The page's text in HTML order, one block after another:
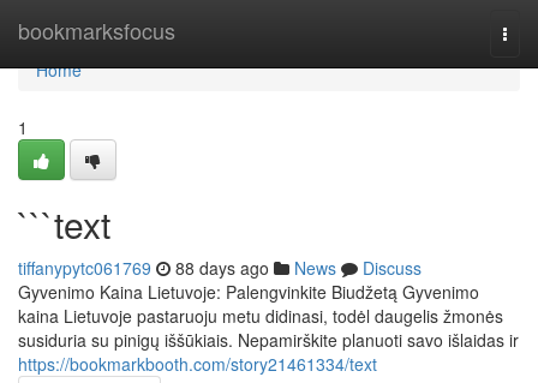
bookmarksfocus
Home
Home
1
```text
tiffanypytc061769 88 days ago News
Discuss
Gyvenimo Kaina Lietuvoje: Palengvinkite Biudžetą Gyvenimo
kaina Lietuvoje pastaruoju metu didinasi, todėl daugelis žmonės
susiduria su pinigų iššūkiais. Nepamirškite planuoti savo išlaidas ir
https://bookmarkbooth.com/story21461334/text